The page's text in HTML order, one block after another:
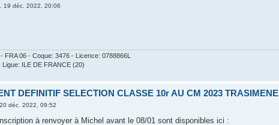
19 déc. 2022, 20:06
FRA 06 - Coque: 3476 - Licence: 0788866L
ILE DE FRANCE (20)
DEFINITIF SELECTION CLASSE 10r AU CM 2023 TRASIMENE
déc. 2022, 09:52
à renvoyer à Michel avant le 08/01 sont disponibles ici :